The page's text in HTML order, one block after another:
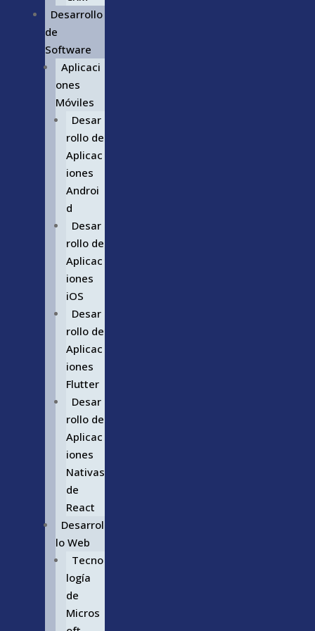
Desarrollo
de
Software
Aplicaci
ones
Móviles
Desar
rollo de
Aplicac
iones
Androi
d
Desar
rollo de
Aplicac
iones
iOS
Desar
rollo de
Aplicac
iones
Flutter
Desar
rollo de
Aplicac
iones
Nativas
de
React
Desarrol
lo Web
Tecno
logía
de
Micros